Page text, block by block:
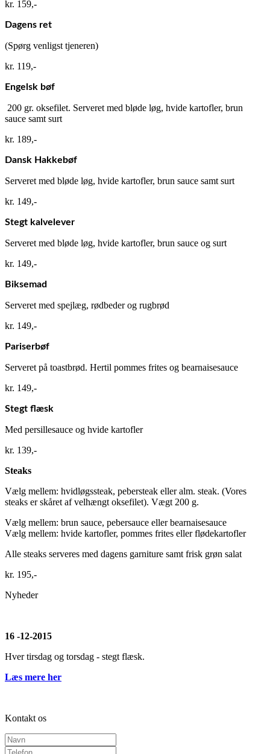
kr. 159,-​
Dagens ret
(Spørg venligst tjeneren)​
kr. 119,-​
Engelsk bøf
200 gr. oksefilet. Serveret med bløde løg, hvide kartofler, brun
sauce samt surt​
kr. 189,-​
Dansk Hakkebøf
Serveret med bløde løg, hvide kartofler, brun sauce samt surt​
kr. 149,-​
Stegt kalvelever
Serveret med bløde løg, hvide kartofler, brun sauce og surt​
kr. 149,-​
Biksemad
Serveret med spejlæg, rødbeder og rugbrød​
kr. 149,-​
Pariserbøf
Serveret på toastbrød. Hertil pommes frites og bearnaisesauce​
kr. 149,-​
Stegt flæsk
Med persillesauce og hvide kartofler​
kr. 139,-​
Steaks
Vælg mellem: hvidløgssteak, pebersteak eller alm. steak. (Vores
steaks er skåret af velhængt oksefilet). Vægt 200 g.
Vælg mellem: brun sauce, pebersauce eller bearnaisesauce
Vælg mellem: hvide kartofler, pommes frites eller flødekartofler
​Alle steaks serveres med dagens garniture samt frisk grøn salat​
kr. 195,-​
Nyheder​
16 -12-2015
Hver tirsdag og torsdag - stegt flæsk.
Læs mere her
Kontakt os​